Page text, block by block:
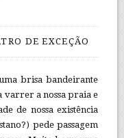
DE EXCEÇÃO
brisa bandeirante
varrer a nossa praia e
de nossa existência
pede passagem